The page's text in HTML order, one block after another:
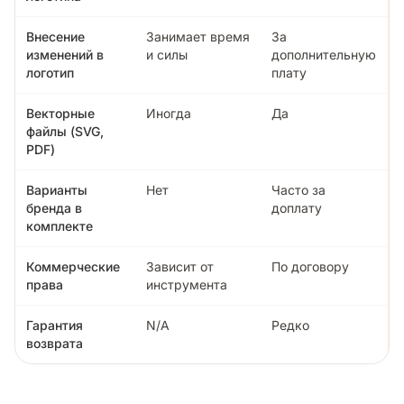
Внесение
изменений в
логотип
Занимает время
и силы
За
дополнительную
плату
Векторные
файлы (SVG,
PDF)
Иногда Да
Варианты
бренда в
комплекте
Нет
Часто за
доплату
Коммерческие
права
Зависит от
инструмента
По договору
Гарантия
возврата
N/A Редко